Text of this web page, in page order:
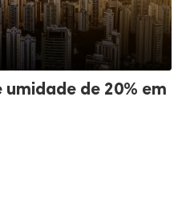
umidade de 20% em